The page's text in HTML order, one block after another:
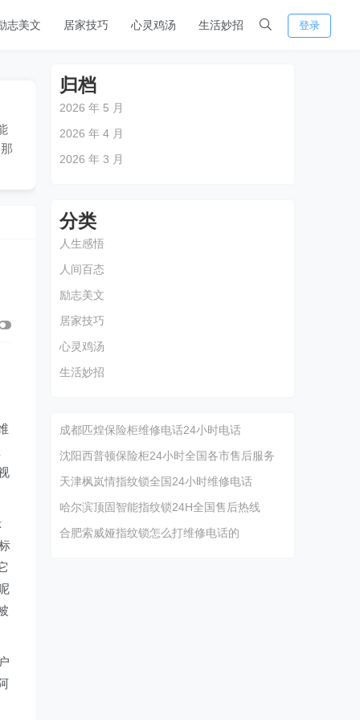
志美文 居家技巧 心灵鸡汤 生活妙招 登录
归档
2026 年 5 月
2026 年 4 月
2026 年 3 月
分类
人生感悟
人间百态
励志美文
居家技巧
心灵鸡汤
生活妙招
成都匹煌保险柜维修电话24小时电话
沈阳西普顿保险柜24小时全国各市售后服务
天津枫岚情指纹锁全国24小时维修电话
哈尔滨顶固智能指纹锁24H全国售后热线
合肥索威娅指纹锁怎么打维修电话的